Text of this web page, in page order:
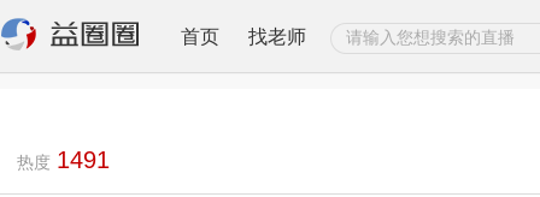
首页 找老师
热度 1491